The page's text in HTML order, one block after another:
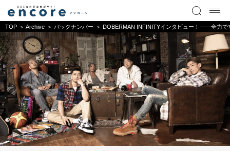
TOP Archive バックナンバー DOBERMAN INFINITYインタビュー！――全力で